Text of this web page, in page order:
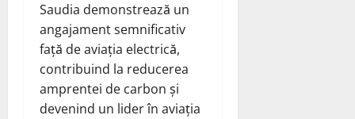
Saudia demonstrează un
angajament semnificativ
față de aviația electrică,
contribuind la reducerea
amprentei de carbon și
devenind un lider în aviația